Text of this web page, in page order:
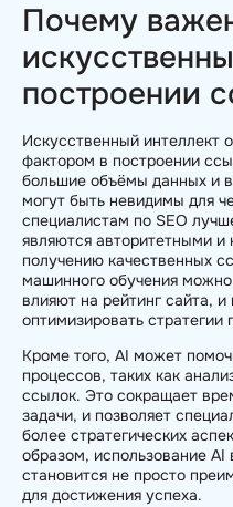
Почему
построении
Искусственный интеллект
фактором в построении
большие объёмы данных и
могут быть невидимы для
специалистам по SEO
являются авторитетными и
получению качественных
машинного обучения
влияют на рейтинг сайта,
оптимизировать стратегии
Кроме того, AI может
процессов, таких как
ссылок. Это сокращает
задачи, и позволяет
более стратегических
образом, использование AI
становится не просто
для достижения успеха.